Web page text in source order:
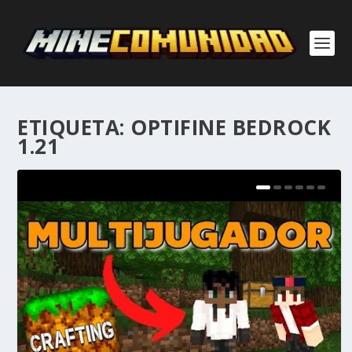
ETIQUETA: OPTIFINE BEDROCK
1.21